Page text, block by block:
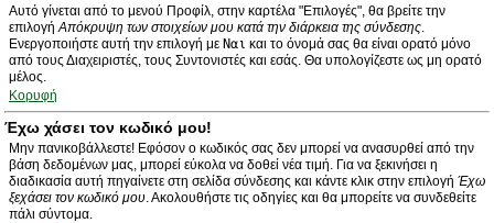
Αυτό γίνεται από το μενού Προφίλ, στην καρτέλα "Επιλογές", θα βρείτε την
επιλογήΑπόκρυψη των στοιχείων μου κατά την διάρκεια της σύνδεσης.
Ενεργοποιήστε αυτή την επιλογή με Ναι και το όνομά σας θα είναι ορατό μόνο
από τους Διαχειριστές, τους Συντονιστές και εσάς. Θα υπολογίζεστε ως μη ορατό
μέλος.
Κορυφή
Έχω χάσει τον κωδικό μου!
Μην πανικοβάλλεστε! Εφόσον ο κωδικός σας δεν μπορεί να ανασυρθεί από την
βάση δεδομένων μας, μπορεί εύκολα να δοθεί νέα τιμή. Για να ξεκινήσει η
διαδικασία αυτή πηγαίνετε στη σελίδα σύνδεσης και κάντε κλικ στην επιλογή Έχω
ξεχάσει τον κωδικό μου. Ακολουθήστε τις οδηγίες και θα μπορείτε να συνδεθείτε
πάλι σύντομα.